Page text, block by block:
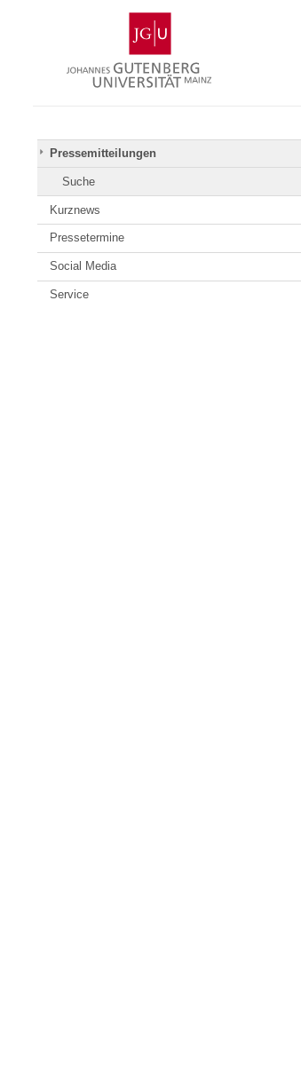
Gutenberg-
Universität
Mainz
Pressemitteilungen
Suche
Kurznews
Pressetermine
Social Media
Service